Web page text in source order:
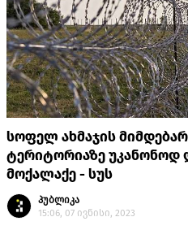
სოფელ ახმაჯის
ტერიტორიაზე უკანონოდ
მოქალაქე - სუს
პუბლიკა
15:06, 07 ივნისი, 2023